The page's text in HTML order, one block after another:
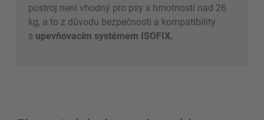
postroj není vhodný pro psy s hmotností nad 26
kg, a to z důvodu bezpečnosti a kompatibility
s upevňovacím systémem ISOFIX.